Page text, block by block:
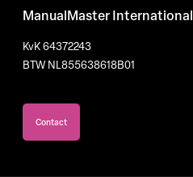
ManualMaster International
KvK 64372243
BTW NL855638618B01
Contact